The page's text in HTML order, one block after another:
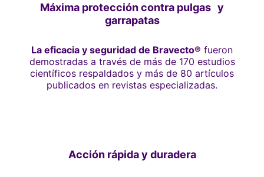
Máxima protección contra pulgas y
garrapatas
La eficacia y seguridad de Bravecto® fueron
demostradas a través de más de 170 estudios
científicos respaldados y más de 80 artículos
publicados en revistas especializadas.
Acción rápida y duradera